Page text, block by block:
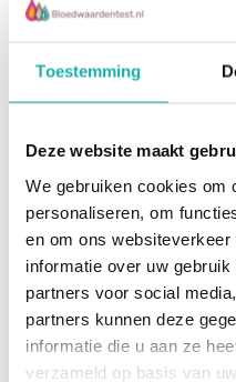
Toestemming
Deze website maakt
We gebruiken cookies om
personaliseren, om
en om ons
informatie over uw
partners voor social
partners kunnen deze
informatie die u aan ze
verzameld op basis van
verlaat het lichaam via
de galblaas terecht en
bilirubine soms niet of
bijvoorbeeld omdat de
de galblaas kan.
huidskleur die ook wel
Een verhoogd
dat de lever niet optimaal
Alkalische fosfatase
(AF)
€ 25,-